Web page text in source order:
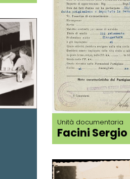
Unità documentaria
Facini Sergio